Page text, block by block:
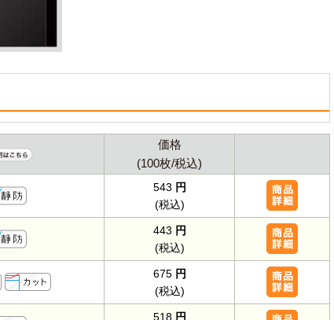
価格
(100枚/税込)
543 円
(税込)
443 円
(税込)
675 円
(税込)
518 円